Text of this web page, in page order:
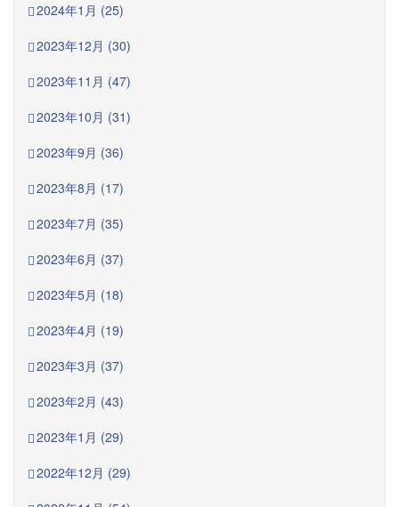
2024年1月 (25)
2023年12月 (30)
2023年11月 (47)
2023年10月 (31)
2023年9月 (36)
2023年8月 (17)
2023年7月 (35)
2023年6月 (37)
2023年5月 (18)
2023年4月 (19)
2023年3月 (37)
2023年2月 (43)
2023年1月 (29)
2022年12月 (29)